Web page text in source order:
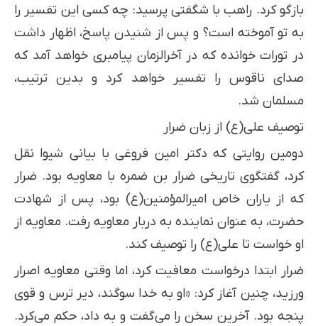
بازگو کرد. راهب با شگفتی پرسید: چه کسی این تفسیر را
به تو آموخته است؟ و پس از شنیدن پاسخ، اظهار داشت
در تورات خوانده که در آخرالزمان پیامبری خواهد آمد که
صدای ناقوس را تفسیر خواهد کرد و بدین ترتیب،
مسلمان شد.
توصیف علی(ع) از زبان ضرار
دومین روایتی که دکتر امین فروغی با بیانی شیوا نقل
کرد، گفتگوی تاریخی ضرار بن ضمره با معاویه بود. ضرار
که از یاران خاص امیرالمؤمنین(ع) بود، پس از شهادت
حضرت، به عنوان نماینده به دربار معاویه رفت. معاویه از
او خواست تا علی(ع) را توصیف کند.
ضرار ابتدا درخواست معافیت کرد، اما وقتی معاویه اصرار
ورزید، چنین آغاز کرد: «او به خدا سوگند، دیر ترس و قوی
پنجه بود. آخرین سخن را می‌گفت و به داد، حکم می‌کرد.